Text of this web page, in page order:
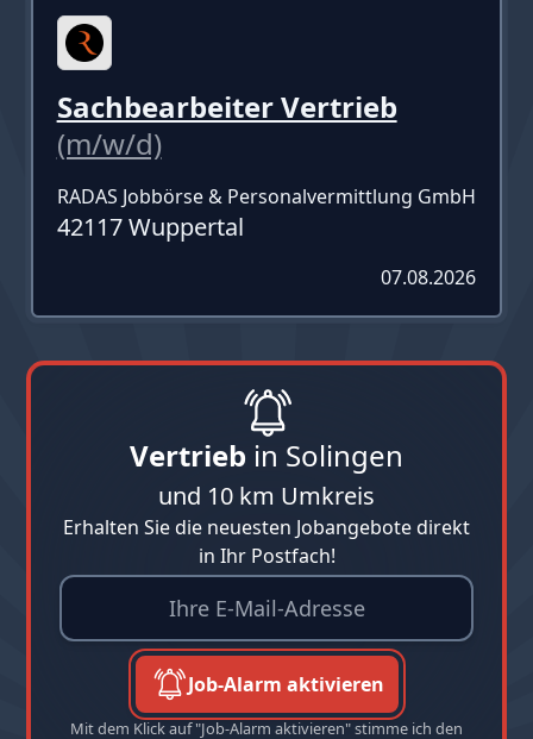
Sachbearbeiter Vertrieb
(m/w/d)
RADAS Jobbörse & Personalvermittlung GmbH
42117 Wuppertal
07.08.2026
Vertrieb in Solingen
und 10 km Umkreis
Erhalten Sie die neuesten Jobangebote direkt
in Ihr Postfach!
Job-Alarm aktivieren
Mit dem Klick auf "Job-Alarm aktivieren" stimme ich den